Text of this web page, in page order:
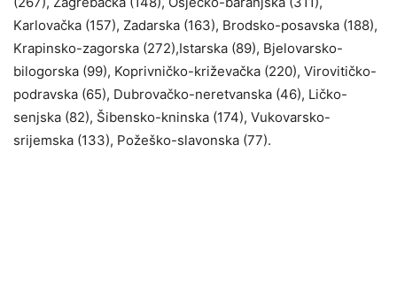
Karlovačka (157), Zadarska (163), Brodsko-posavska (188),
Krapinsko-zagorska (272),Istarska (89), Bjelovarsko-
bilogorska (99), Koprivničko-križevačka (220), Virovitičko-
podravska (65), Dubrovačko-neretvanska (46), Ličko-
senjska (82), Šibensko-kninska (174), Vukovarsko-
srijemska (133), Požeško-slavonska (77).